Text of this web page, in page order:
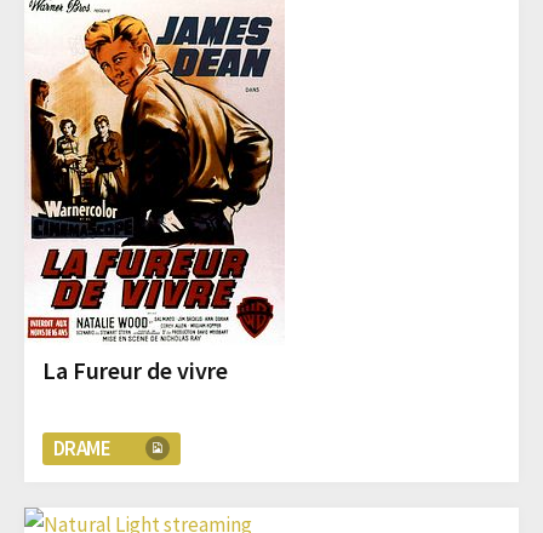
La Fureur de vivre
DRAME